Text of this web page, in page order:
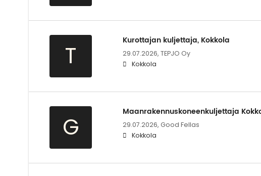
T
Kurottajan kuljettaja, Kokkola
29.07.2026, TEPJO Oy
Kokkola
G
Maanrakennuskoneenkuljettaja
29.07.2026, Good Fellas
Kokkola